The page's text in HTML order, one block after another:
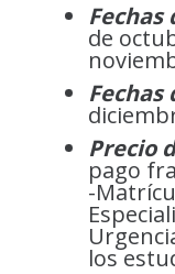
Fechas
de
Precio
pago
-
los